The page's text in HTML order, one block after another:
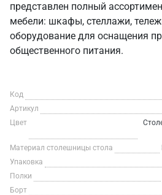
представлен полный
мебели: шкафы, стеллажи,
оборудование для оснащения
общественного питания.
Код
Артикул
Цвет
Материал столешницы стола
Упаковка
Полки
Борт